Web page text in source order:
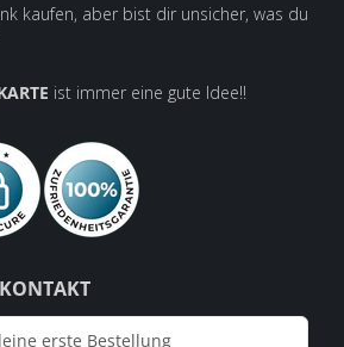
kaufen, aber bist dir unsicher, was du
ist immer eine gute Idee!!